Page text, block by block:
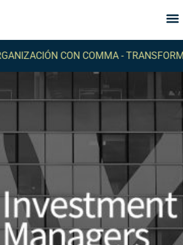
CON COMMA -